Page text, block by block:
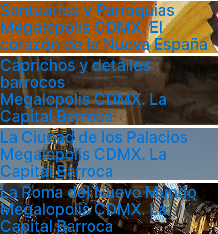
Santuarios y Parroquias
Megalopolis CDMX. El
corazón de la Nueva España
Caprichos y detalles
barrocos
Megalopolis CDMX. La
Capital Barroca
La Ciudad de los Palacios
Megalopolis CDMX. La
Capital Barroca
La Roma del Nuevo Mundo
Megalopolis CDMX. La
Capital Barroca